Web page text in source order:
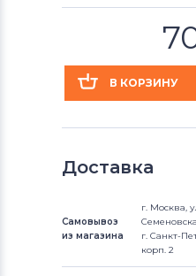
Доставка
Самовывоз
из магазина
г. Москва,
г. Санкт-
корп. 2